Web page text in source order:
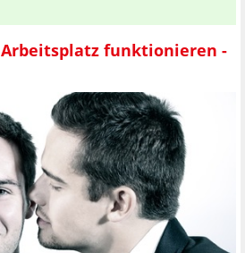
Arbeitsplatz funktionieren -